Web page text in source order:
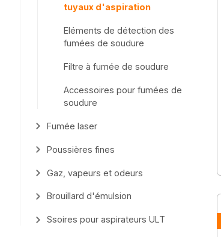
tuyaux d'aspiration
Eléments de détection des
fumées de soudure
Filtre à fumée de soudure
Accessoires pour fumées de
soudure
Fumée laser
Poussières fines
Gaz, vapeurs et odeurs
Brouillard d'émulsion
Ssoires pour aspirateurs ULT